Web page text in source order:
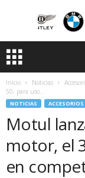
Inicio Noticias
50, para uso...
NOTICIAS ACCESORIOS
Motul
motor, el
en